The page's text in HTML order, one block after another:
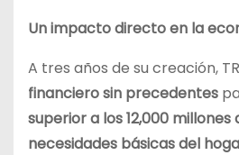
Un impacto directo en la
A tres años de su creación,
financiero sin precedentes
superior a los 12,000 millones
necesidades básicas del